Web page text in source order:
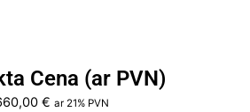
Cena (ar PVN)
€ ar 21% PVN